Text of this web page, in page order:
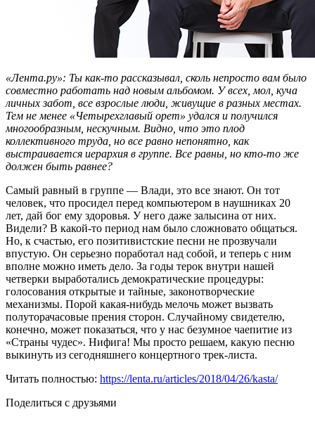
«Лента.ру»: Ты как-то рассказывал, сколь непросто вам было
совместно работать над новым альбомом. У всех, мол, куча
личных забот, все взрослые люди, живущие в разных местах.
Тем не менее «Четырехглавый орет» удался и получился
многообразным, нескучным. Видно, что это плод
коллективного труда, но все равно непонятно, как
выстраивается иерархия в группе. Все равны, но кто-то же
должен быть равнее?
Самый равный в группе — Влади, это все знают. Он тот
человек, что просидел перед компьютером в наушниках 20
лет, дай бог ему здоровья. У него даже залысина от них.
Видели? В какой-то период нам было сложновато общаться.
Но, к счастью, его позитивистские песни не прозвучали
впустую. Он серьезно поработал над собой, и теперь с ним
вполне можно иметь дело. За годы терок внутри нашей
четверки выработались демократические процедуры:
голосования открытые и тайные, законотворческие
механизмы. Порой какая-нибудь мелочь может вызвать
полуторачасовые прения сторон. Случайному свидетелю,
конечно, может показаться, что у нас безумное чаепитие из
«Страны чудес». Нифига! Мы просто решаем, какую песню
выкинуть из сегодняшнего концертного трек-листа.
Читать полностью: https://lenta.ru/articles/2018/04/26/kasta/
Поделиться с друзьями